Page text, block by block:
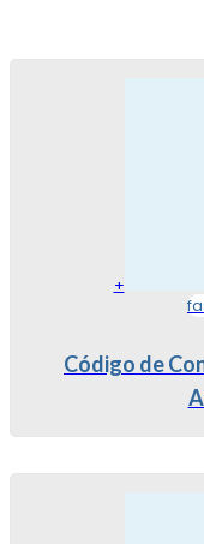
+
Código de